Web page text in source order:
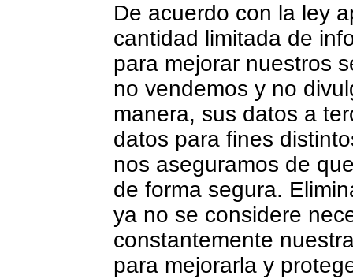
De acuerdo con la ley
cantidad limitada de
para mejorar nuestros
no vendemos y no
manera, sus datos a
datos para fines
nos aseguramos de
de forma segura.
ya no se considere
constantemente
para mejorarla y